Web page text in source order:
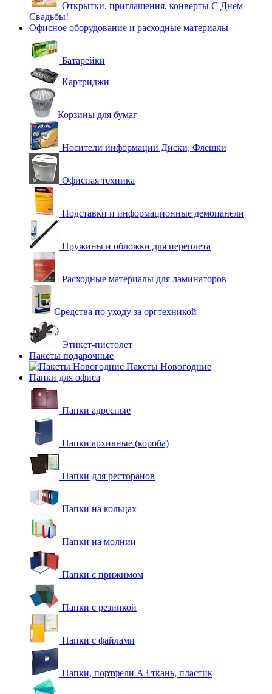
Открытки, приглашения, конверты С Днем
Свадьбы!
Офисное оборудование и расходные материалы
Батарейки
Картриджи
Корзины для бумаг
Носители информации Диски, Флешки
Офисная техника
Подставки и информационные демопанели
Пружины и обложки для переплета
Расходные материалы для ламинаторов
Средства по уходу за оргтехникой
Этикет-пистолет
Пакеты подарочные
Пакеты Новогодние
Папки для офиса
Папки адресные
Папки архивные (короба)
Папки для ресторанов
Папки на кольцах
Папки на молнии
Папки с прижимом
Папки с резинкой
Папки с файлами
Папки, портфели А3 ткань, пластик